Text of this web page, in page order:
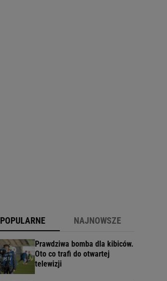
POPULARNE NAJNOWSZE
Prawdziwa bomba dla kibiców.
Oto co trafi do otwartej
telewizji